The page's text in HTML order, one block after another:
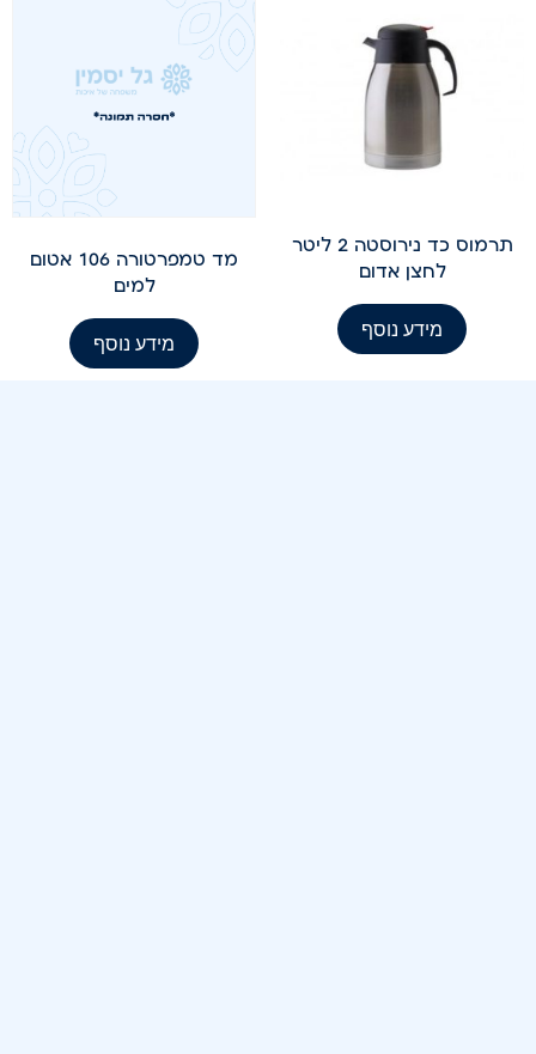
תרמוס כד נירוסטה 2 ליטר
לחצן אדום
מידע נוסף
מד טמפרטורה 106 אטום
למים
מידע נוסף